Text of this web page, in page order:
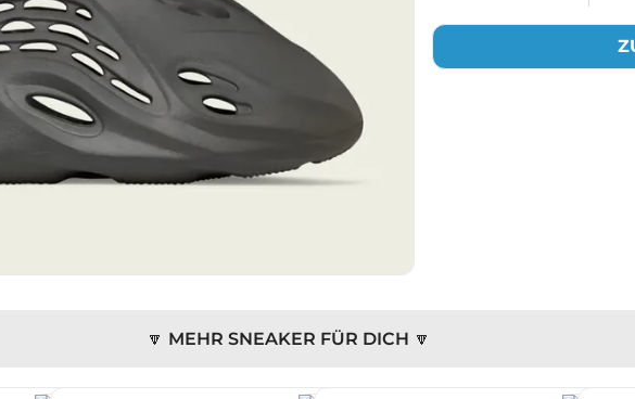
🔽 MEHR SNEAKER FÜR DICH 🔽